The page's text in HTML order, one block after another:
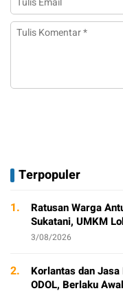
Terpopuler
1.
Ratusan Warga
Sukatani, UMKM
3/08/2026
2.
Korlantas dan
ODOL, Berlaku